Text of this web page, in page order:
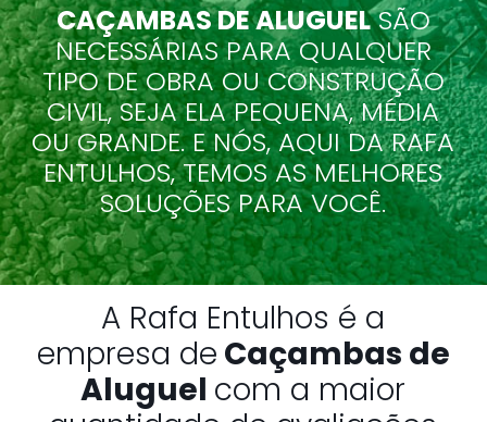
CAÇAMBAS DE ALUGUELSÃO
NECESSÁRIAS PARA QUALQUER
TIPO DE OBRA OU CONSTRUÇÃO
CIVIL, SEJA ELA PEQUENA, MÉDIA
OU GRANDE. E NÓS, AQUI DA RAFA
ENTULHOS, TEMOS AS MELHORES
SOLUÇÕES PARA VOCÊ.
A Rafa Entulhos é a
empresa de Caçambas de
Aluguel com a maior